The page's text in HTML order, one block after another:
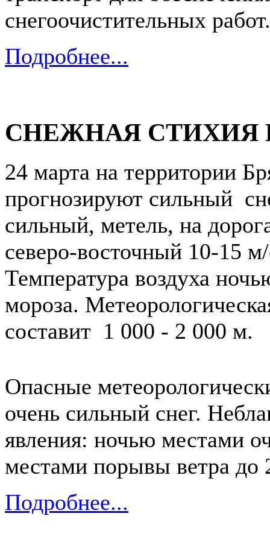
снегоочистительных работ.
Подробнее...
СНЕЖНАЯ СТИХИЯ
24 марта на территории
прогнозируют сильный
сильный, метель, на
северо-восточный 10-15
Температура воздуха
мороза.
составит 1 000 - 2 000 м.
Опасные
очень сильный снег.
явления: ночью местами
местами порывы ветра до
Подробнее...